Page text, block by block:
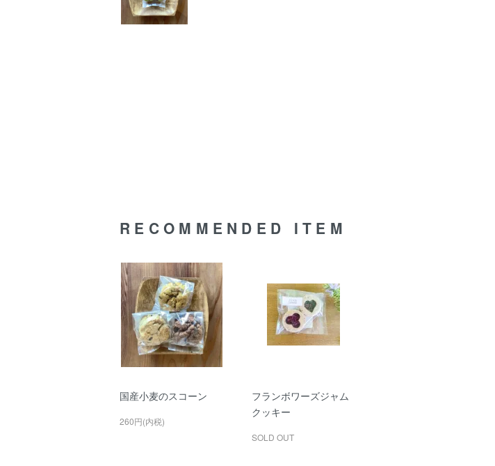
RECOMMENDED ITEM
国産小麦のスコーン
260円(内税)
フランボワーズジャム
クッキー
SOLD OUT